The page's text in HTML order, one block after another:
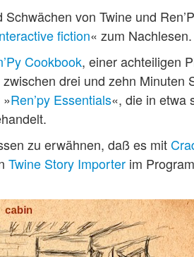
von Twine und
fiction« zum Nachlesen.
Cookbook, einer achteiligen
drei und zehn Minuten
Ren’py Essentials«, die in etwa
zu erwähnen, daß es mit
Twine Story Importer im